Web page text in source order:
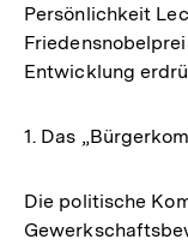
Persönlichkeit
Entwicklung
1. Das
Die politische